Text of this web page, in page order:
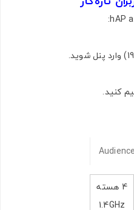
کنید.
Audience
4 هسته
1.4GHz